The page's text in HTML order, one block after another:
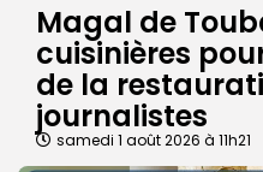
Magal de
cuisinières
de la
journalistes
samedi 1 août 2026 à 11h21